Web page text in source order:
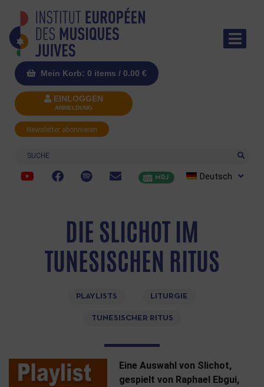
Mein Korb: 0 items / 0.00 €
EINLOGGEN
ANMELDUNG
Newsletter abonnieren
Suche
MRJ Deutsch
DIE SLICHOT IM
TUNESISCHEN RITUS
PLAYLISTS LITURGIE
TUNESISCHER RITUS
Eine Auswahl von Slichot,
gespielt von Raphael Ebgui,